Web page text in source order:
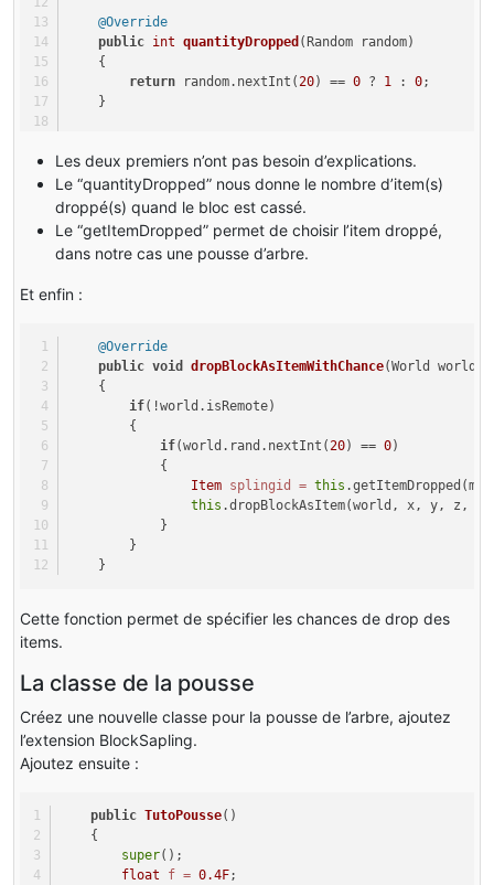
@Override
public int quantityDropped (Random random)
    {
return random.nextInt(20) == 0 ? 1 : 0;
    }
public Item getItemDropped(int metadata, Random
    {
return
    }
Les deux premiers n’ont pas besoin d’explications.
Le “quantityDropped” nous donne le nombre d’item(s)
droppé(s) quand le bloc est cassé.
Le “getItemDropped” permet de choisir l’item droppé,
dans notre cas une pousse d’arbre.
Et enfin :
@Override
public void dropBlockAsItemWithChance(World world,
    {
if(!world.isRemote)
        {
if(world.rand.nextInt(20) == 0)
            {
Item splingid = this
this .dropBlockAsItem(world, x, y, z,
            }
        }
    }
Cette fonction permet de spécifier les chances de drop des
items.
La classe de la pousse
Créez une nouvelle classe pour la pousse de l’arbre, ajoutez
l’extension BlockSapling.
Ajoutez ensuite :
public TutoPousse()
    {
super();
float
f = 0.4F;